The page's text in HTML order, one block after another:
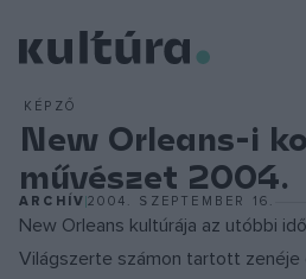
KÉPZŐ
New Orleans-i
művészet 2004.
ARCHÍV2004. SZEPTEMBER 16.
New Orleans kultúrája az utóbbi
Világszerte számon tartott zenéje